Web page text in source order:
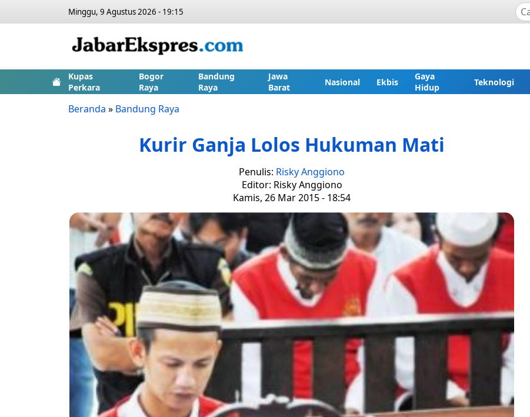
Minggu, 9 Agustus 2026 - 19:15
Kupas
Perkara
Bogor
Raya
Bandung
Raya
Jawa
Barat
Nasional Ekbis
Gaya
Hidup
Teknologi
Beranda » Bandung Raya
Kurir Ganja Lolos Hukuman Mati
Penulis: Risky Anggiono
Editor: Risky Anggiono
Kamis, 26 Mar 2015 - 18:54